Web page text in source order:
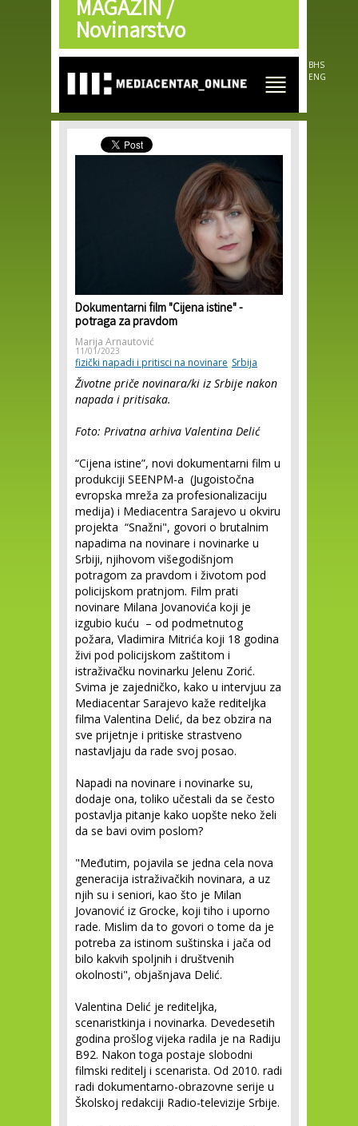
Skip to
main
content
MAGAZIN /
Novinarstvo
BHS
ENG
Dokumentarni film "Cijena istine" -
potraga za pravdom
Marija Arnautović
11/01/2023
fizički napadi i pritisci na novinare Srbija
Životne priče novinara/ki iz Srbije nakon
napada i pritisaka.
Foto: Privatna arhiva Valentina Delić
“Cijena istine”, novi dokumentarni film u
produkciji SEENPM-a (Jugoistočna
evropska mreža za profesionalizaciju
medija) i Mediacentra Sarajevo u okviru
projekta “Snažni", govori o brutalnim
napadima na novinare i novinarke u
Srbiji, njihovom višegodišnjom
potragom za pravdom i životom pod
policijskom pratnjom. Film prati
novinare Milana Jovanovića koji je
izgubio kuću – od podmetnutog
požara, Vladimira Mitrića koji 18 godina
živi pod policijskom zaštitom i
istraživačku novinarku Jelenu Zorić.
Svima je zajedničko, kako u intervjuu za
Mediacentar Sarajevo kaže rediteljka
filma Valentina Delić, da bez obzira na
sve prijetnje i pritiske strastveno
nastavljaju da rade svoj posao.
Napadi na novinare i novinarke su,
dodaje ona, toliko učestali da se često
postavlja pitanje kako uopšte neko želi
da se bavi ovim poslom?
"Međutim, pojavila se jedna cela nova
generacija istraživačkih novinara, a uz
njih su i seniori, kao što je Milan
Jovanović iz Grocke, koji tiho i uporno
rade. Mislim da to govori o tome da je
potreba za istinom suštinska i jača od
bilo kakvih spoljnih i društvenih
okolnosti", objašnjava Delić.
Valentina Delić je rediteljka,
scenaristkinja i novinarka. Devedesetih
godina prošlog vijeka radila je na Radiju
B92. Nakon toga postaje slobodni
filmski reditelj i scenarista. Od 2010. radi
radi dokumentarno-obrazovne serije u
Školskoj redakciji Radio-televizije Srbije.